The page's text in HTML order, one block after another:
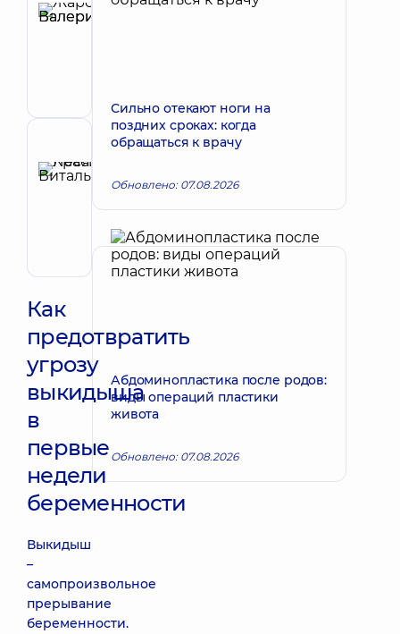
Жаров
Врач
ультразвуковой
диагностики
Рецензент
Леся
Витальевна
Акушер-
гинеколог;
Врач
Как
предотвратить
угрозу
выкидыша
в
первые
недели
беременности
Выкидыш
–
самопроизвольное
прерывание
беременности.
Сильно отекают ноги на
поздних сроках: когда
обращаться к врачу
Обновлено: 07.08.2026
Абдоминопластика после родов:
виды операций пластики
живота
Обновлено: 07.08.2026